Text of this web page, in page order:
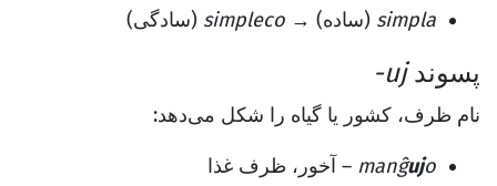
simpla (ساده) → simpleco (سادگی)
پسوند-uj
نام ظرف، کشور یا گیاه را شکل می‌دهد:
manĝujo
– آخور، ظرف غذا